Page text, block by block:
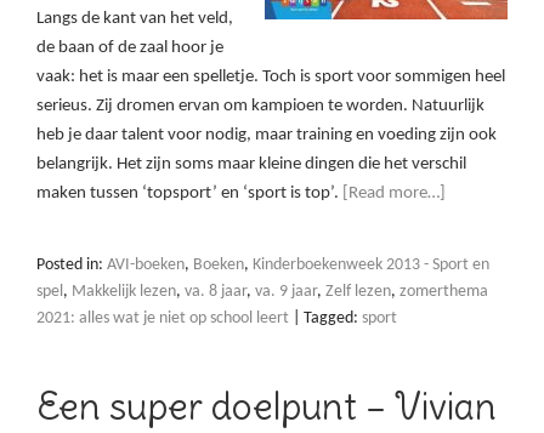
Langs de kant van het veld,
de baan of de zaal hoor je
vaak: het is maar een spelletje. Toch is sport voor sommigen heel
serieus. Zij dromen ervan om kampioen te worden. Natuurlijk
heb je daar talent voor nodig, maar training en voeding zijn ook
belangrijk. Het zijn soms maar kleine dingen die het verschil
maken tussen ‘topsport’ en ‘sport is top’.
[Read more…]
Posted in: AVI-boeken, Boeken, Kinderboekenweek 2013 - Sport en
spel, Makkelijk lezen, va. 8 jaar, va. 9 jaar, Zelf lezen, zomerthema
2021: alles wat je niet op school leert
Tagged: sport
Een super doelpunt – Vivian